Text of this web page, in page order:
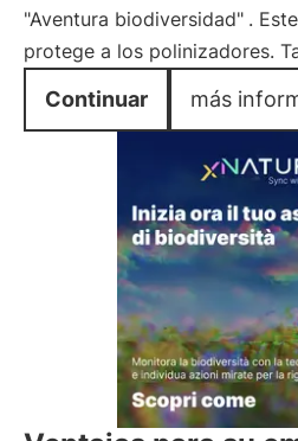
"Aventura biodiversidad" . Este
protege a los polinizadores.
Continuar más